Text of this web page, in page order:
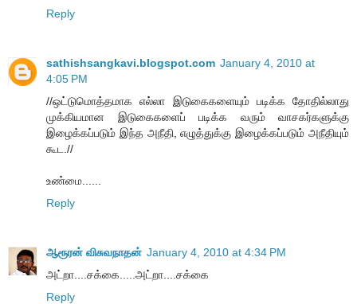
Reply
sathishsangkavi.blogspot.com January 4, 2010 at
4:05 PM
//ஒட்டுமொத்தமாக எல்லா இடுகைகளையும் படிக்க தோதில்லாது
முக்கியமான இடுகைகளைப் படிக்க வரும் வாசகர்களுக்கு
இழைக்கப்படும் இந்த அநீதி, எழுத்துக்கு இழைக்கப்படும் அநீதியும்
கூட.//
உண்மை......
Reply
ஆரூரன் விசுவநாதன் January 4, 2010 at 4:34 PM
அட்றா....சக்கை.....அட்றா....சக்கை
Reply